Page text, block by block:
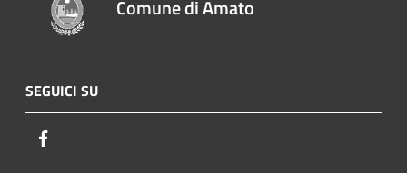
Comune di Amato
SEGUICI SU